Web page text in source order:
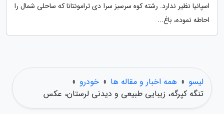
اسپانیا نظیر ندارد. رشته کوه سرسبز سرا دی ترامونتانا که ساحلی شمال را
احاطه نموده، باغ...
لیسو » همه اخبار و مقاله ها » خودرو »
تنگه کپرگه، زیبایی طبیعی و دیدنی لرستان، عکس